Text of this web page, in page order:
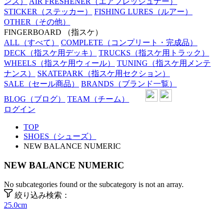
STICKER （ステッカー） FISHING LURES （ルアー）
OTHER （その他）
FINGERBOARD
（指スケ）
ALL （すべて） COMPLETE （コンプリート・完成品）
DECK （指スケ用デッキ） TRUCKS （指スケ用トラック）
WHEELS （指スケ用ウィール） TUNING （指スケ用メンテ
ナンス）
SKATEPARK （指スケ用セクション）
SALE （セール商品） BRANDS （ブランド一覧）
BLOG （ブログ） TEAM （チーム）
ログイン
TOP
SHOES（シューズ）
NEW BALANCE NUMERIC
NEW BALANCE NUMERIC
No subcategories found or the subcategory is not an array.
絞り込み検索：
25.0cm